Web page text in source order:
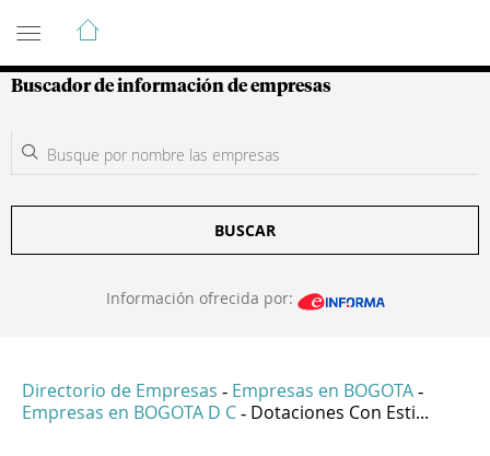
Guía de Empresas Colombianas
Buscador de información de empresas
BUSCAR
Información ofrecida por:
Directorio de Empresas - Empresas en BOGOTA -
Empresas en BOGOTA D C - Dotaciones Con Esti...